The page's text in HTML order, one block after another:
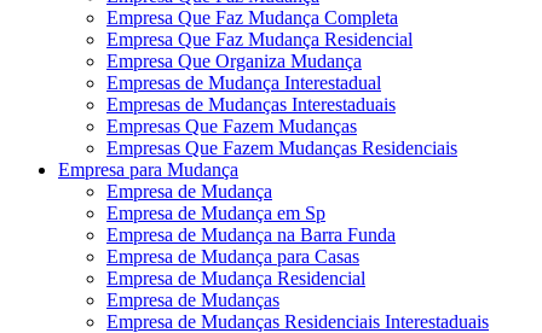
Empresa Que Faz Mudança Completa
Empresa Que Faz Mudança Residencial
Empresa Que Organiza Mudança
Empresas de Mudança Interestadual
Empresas de Mudanças Interestaduais
Empresas Que Fazem Mudanças
Empresas Que Fazem Mudanças Residenciais
Empresa para Mudança
Empresa de Mudança
Empresa de Mudança em Sp
Empresa de Mudança na Barra Funda
Empresa de Mudança para Casas
Empresa de Mudança Residencial
Empresa de Mudanças
Empresa de Mudanças Residenciais Interestaduais